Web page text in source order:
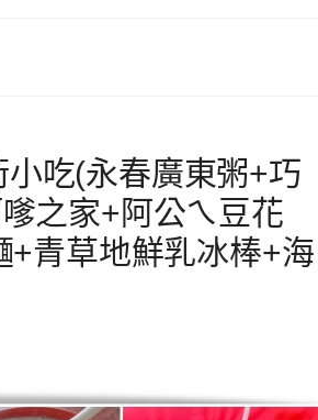
吃(永春廣東粥+巧
之家+阿公ㄟ豆花
+青草地鮮乳冰棒+海